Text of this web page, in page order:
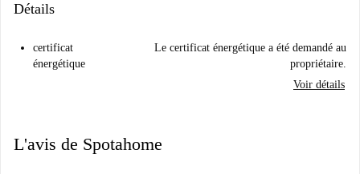
Détails
certificat
énergétique
Le certificat énergétique a été demandé au
propriétaire.
Voir détails
L'avis de Spotahome